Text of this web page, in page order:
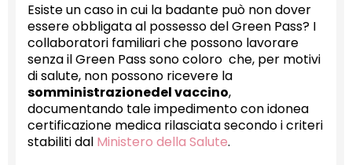
Esiste un caso in cui la badante può non dover
essere obbligata al possesso del Green Pass? I
collaboratori familiari che possono lavorare
senza il Green Pass sono coloro che, per motivi
di salute, non possono ricevere la
somministrazionedel vaccino,
documentando tale impedimento con idonea
certificazione medica rilasciata secondo i criteri
stabiliti dal Ministero della Salute.